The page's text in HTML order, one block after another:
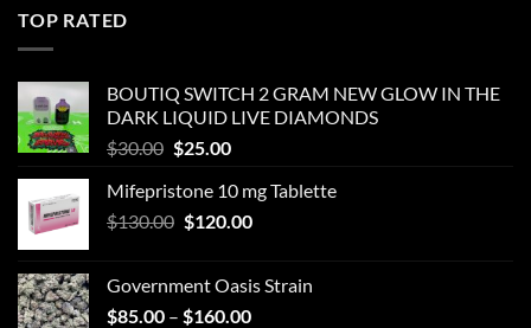
TOP RATED
BOUTIQ SWITCH 2 GRAM NEW GLOW IN THE
DARK LIQUID LIVE DIAMONDS
$30.00 Original
was:
$30.00.
$25.00Current
is:
$25.00.
Mifepristone 10 mg Tablette
$130.00 Original
$130.00.
$120.00Current
$120.00.
Government Oasis Strain
$85.00 – $160.00Price